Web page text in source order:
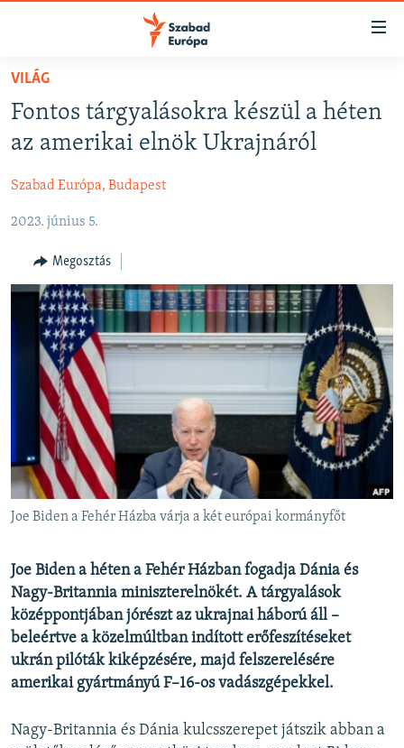
Akadálymentes
Ugrás
fő
oldalra
Ugrás
VIDEÓK
ELEMZŐ
NER15
SZABADON
TÁRSADALOM
DEMOKRÁCIA
A PÉNZ NYOMÁBAN
EURÓPAI UNIÓ
VILÁG
KLÍMAVÁLTOZÁS
A MÚLT TANULSÁGAI
KÖVESSEN MINKET!
Valamennyi RFE/RL weboldal
VILÁG
Fontos tárgyalásokra készül a héten
az amerikai elnök Ukrajnáról
Szabad Európa, Budapest
2023. június 5.
Megosztás
Joe Biden a Fehér Házba várja a két európai kormányfőt
Joe Biden a héten a Fehér Házban fogadja Dánia és
Nagy-Britannia miniszterelnökét. A tárgyalások
középpontjában jórészt az ukrajnai háború áll –
beleértve a közelmúltban indított erőfeszítéseket
ukrán pilóták kiképzésére, majd felszerelésére
amerikai gyártmányú F–16-os vadászgépekkel.
Nagy-Britannia és Dánia kulcsszerepet játszik abban a